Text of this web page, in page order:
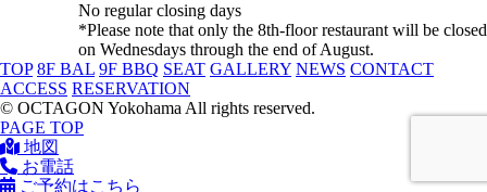
No regular closing days
*Please note that only the 8th-floor restaurant will be closed
on Wednesdays through the end of August.
TOP 8F BAL 9F BBQ SEAT GALLERY NEWS CONTACT
ACCESS RESERVATION
© OCTAGON Yokohama All rights reserved.
PAGE TOP
地図
お電話
ご予約はこちら